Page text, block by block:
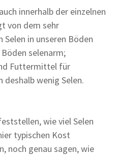
innerhalb der einzelnen
von dem sehr
in unseren Böden
selenarm;
Futtermittel für
wenig Selen.
wie viel Selen
typischen Kost
noch genau sagen, wie